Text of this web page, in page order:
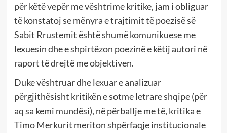
për këtë vepër me vështrime kritike, jam i obliguar
të konstatoj se mënyra e trajtimit të poezisë së
Sabit Rrustemit është shumë komunikuese me
lexuesin dhe e shpirtëzon poezinë e këtij autori në
raport të drejtë me objektiven.
Duke vështruar dhe lexuar e analizuar
përgjithësisht kritikën e sotme letrare shqipe (për
aq sa kemi mundësi), në përballje me të, kritika e
Timo Merkurit meriton shpërfaqje institucionale